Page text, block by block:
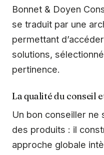
Bonnet & Doyen
se traduit par une
permettant
solutions,
pertinence.
La qualité du conseil
Un bon conseiller ne
des produits : il
approche globale